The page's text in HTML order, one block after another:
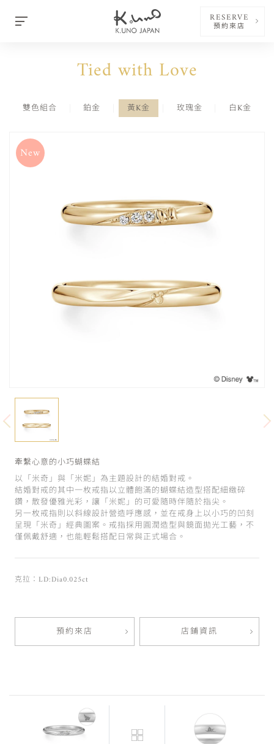
RESERVE
預約來店
Tied with Love
雙色組合 鉑金 黃K金 玫瑰金 白K金
牽繫心意的小巧蝴蝶結
以「米奇」與「米妮」為主題設計的結婚對戒。
結婚對戒的其中一枚戒指以立體飽滿的蝴蝶結造型搭配細緻碎
鑽，散發優雅光彩，讓「米妮」的可愛隨時伴隨於指尖。
另一枚戒指則以斜線設計營造呼應感，並在戒身上以小巧的凹刻
呈現「米奇」經典圖案。戒指採用圓潤造型與鏡面拋光工藝，不
僅佩戴舒適，也能輕鬆搭配日常與正式場合。
克拉：LD:Dia0.025ct
預約來店 店鋪資訊